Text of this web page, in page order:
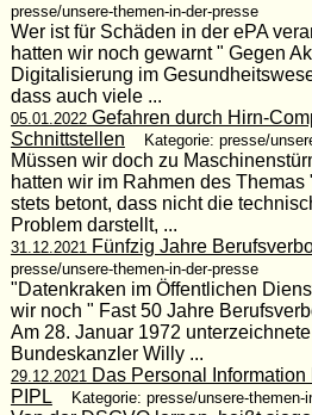
presse/unsere-themen-in-der-presse
Wer ist für Schäden in der ePA
hatten wir noch gewarnt " Gegen
Digitalisierung im
dass auch viele ...
05.01.2022Gefahren durch Hirn-
Schnittstellen
Kategorie: presse/
Müssen wir doch zu
hatten wir im Rahmen des
stets betont, dass nicht die
Problem darstellt, ...
31.12.2021 Fünfzig Jahre
presse/unsere-themen-in-der-presse
"Datenkraken im Öffentlichen
wir noch " Fast 50 Jahre
Am 28. Januar 1972
Bundeskanzler Willy ...
29.12.2021 Das Personal
PIPL
Kategorie: presse/unsere-themen-